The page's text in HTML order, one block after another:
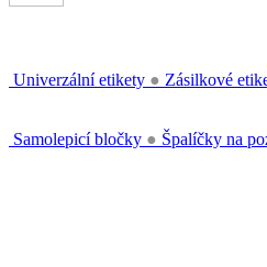
Univerzální etikety ● Zásilkové
Samolepicí bločky ● Špalíčky na